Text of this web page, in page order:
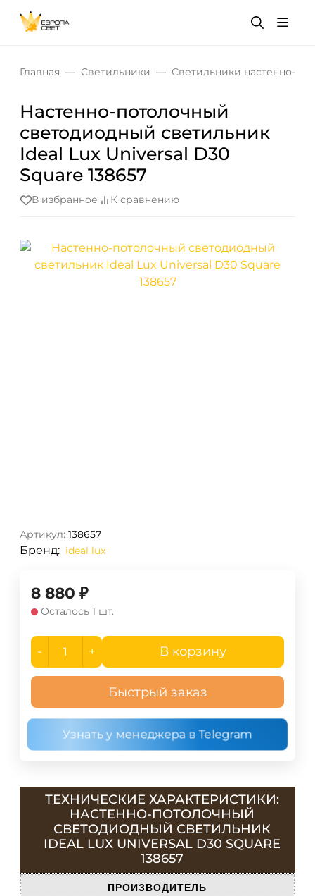
Главная Светильники Светильники настенно-
Настенно-потолочный
светодиодный светильник
Ideal Lux Universal D30
Square 138657
В избранное К сравнению
Артикул: 138657
Бренд: ideal lux
8 880 ₽
Осталось 1 шт.
- + В корзину
Быстрый заказ
Узнать у менеджера в Telegram
ТЕХНИЧЕСКИЕ ХАРАКТЕРИСТИКИ:
НАСТЕННО-ПОТОЛОЧНЫЙ
СВЕТОДИОДНЫЙ СВЕТИЛЬНИК
IDEAL LUX UNIVERSAL D30 SQUARE
138657
ПРОИЗВОДИТЕЛЬ